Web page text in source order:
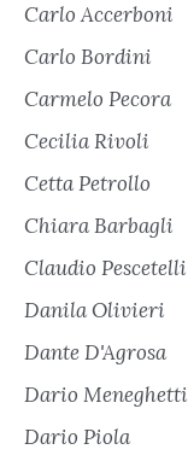
Carlo Accerboni
Carlo Bordini
Carmelo Pecora
Cecilia Rivoli
Cetta Petrollo
Chiara Barbagli
Claudio Pescetelli
Danila Olivieri
Dante D'Agrosa
Dario Meneghetti
Dario Piola